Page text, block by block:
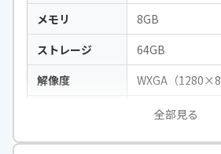
メモリ
8GB
ストレージ
64GB
解像度
WXGA（
T606(8コア）
画面サイズ
8インチ
全部見る